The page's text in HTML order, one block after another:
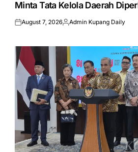
Minta Tata Kelola Daerah
Posted
August 7, 2026Posted
Admin Kupang Daily